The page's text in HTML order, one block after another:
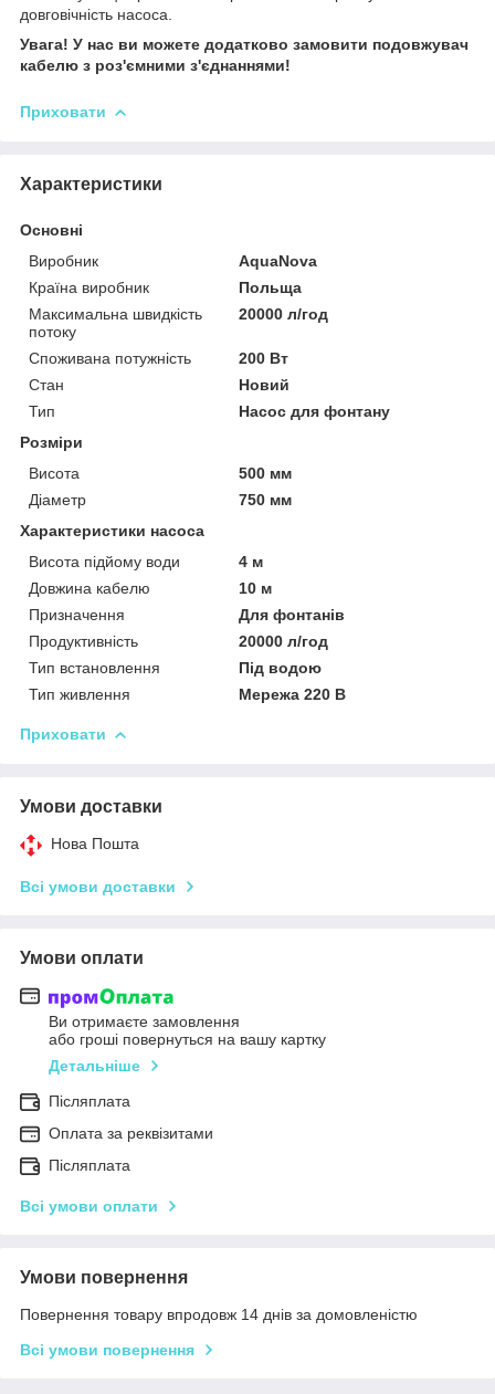
довговічність насоса.
Увага! У нас ви можете додатково замовити подовжувач
кабелю з роз'ємними з'єднаннями!
Приховати
Характеристики
Основні
Виробник
AquaNova
Країна виробник
Польща
Максимальна швидкість
потоку
20000 л/год
Споживана потужність
200 Вт
Стан
Новий
Тип
Насос для фонтану
Розміри
Висота
500 мм
Діаметр
750 мм
Характеристики насоса
Висота підйому води
4 м
Довжина кабелю
10 м
Призначення
Для фонтанів
Продуктивність
20000 л/год
Тип встановлення
Під водою
Тип живлення
Мережа 220 В
Приховати
Умови доставки
Нова Пошта
Всі умови доставки
Умови оплати
Ви отримаєте замовлення
або гроші повернуться на вашу картку
Детальніше
Післяплата
Оплата за реквізитами
Післяплата
Всі умови оплати
Умови повернення
Повернення товару впродовж 14 днів за домовленістю
Всі умови повернення